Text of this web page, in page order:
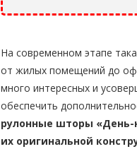
На современном этапе
от жилых помещений до
много интересных и
обеспечить
рулонные шторы «День-
их оригинальной